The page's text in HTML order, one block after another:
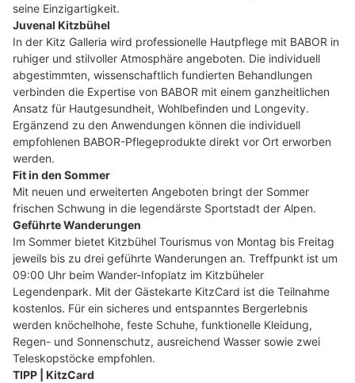
seine Einzigartigkeit.
Juvenal Kitzbühel
In der Kitz Galleria wird professionelle Hautpflege mit BABOR in
ruhiger und stilvoller Atmosphäre angeboten. Die individuell
abgestimmten, wissenschaftlich fundierten Behandlungen
verbinden die Expertise von BABOR mit einem ganzheitlichen
Ansatz für Hautgesundheit, Wohlbefinden und Longevity.
Ergänzend zu den Anwendungen können die individuell
empfohlenen BABOR-Pflegeprodukte direkt vor Ort erworben
werden.
Fit in den Sommer
Mit neuen und erweiterten Angeboten bringt der Sommer
frischen Schwung in die legendärste Sportstadt der Alpen.
Geführte Wanderungen
Im Sommer bietet Kitzbühel Tourismus von Montag bis Freitag
jeweils bis zu drei geführte Wanderungen an. Treffpunkt ist um
09:00 Uhr beim Wander-Infoplatz im Kitzbüheler
Legendenpark. Mit der Gästekarte KitzCard ist die Teilnahme
kostenlos. Für ein sicheres und entspanntes Bergerlebnis
werden knöchelhohe, feste Schuhe, funktionelle Kleidung,
Regen- und Sonnenschutz, ausreichend Wasser sowie zwei
Teleskopstöcke empfohlen.
TIPP | KitzCard